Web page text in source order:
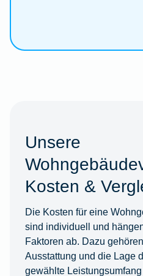
Unsere
Kosten &
Die Kosten für eine
sind individuell und
Faktoren ab. Dazu
Ausstattung und die Lage
gewählte